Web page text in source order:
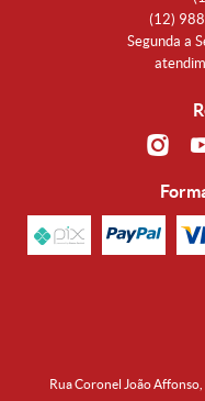
(12)
Segunda a
Rua Coronel João